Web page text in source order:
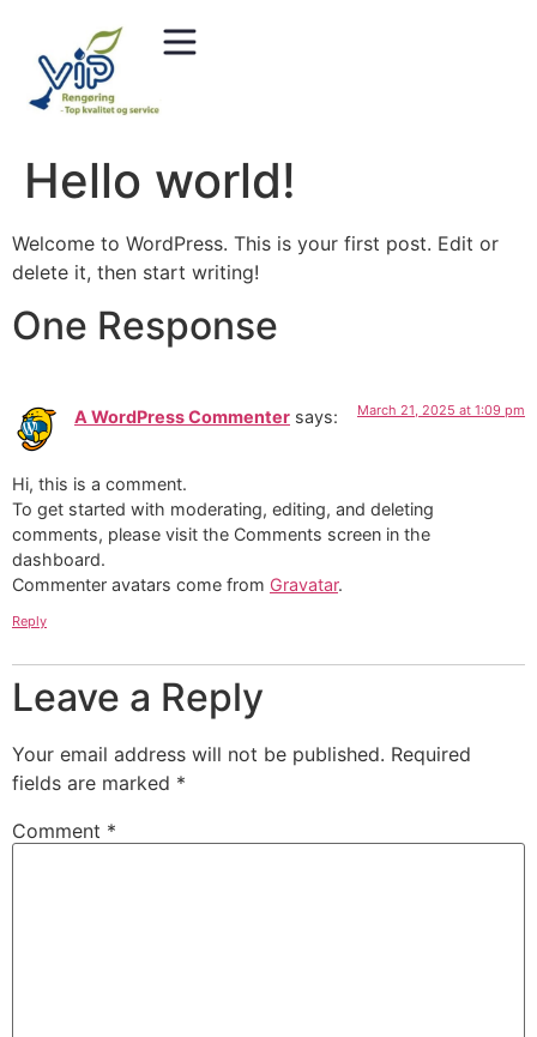
Hello world!
Welcome to WordPress. This is your first post. Edit or
delete it, then start writing!
One Response
A WordPress Commenter says: March 21, 2025 at 1:09 pm
Hi, this is a comment.
To get started with moderating, editing, and deleting
comments, please visit the Comments screen in the
dashboard.
Commenter avatars come from Gravatar.
Reply
Leave a Reply
Your email address will not be published. Required
fields are marked *
Comment *